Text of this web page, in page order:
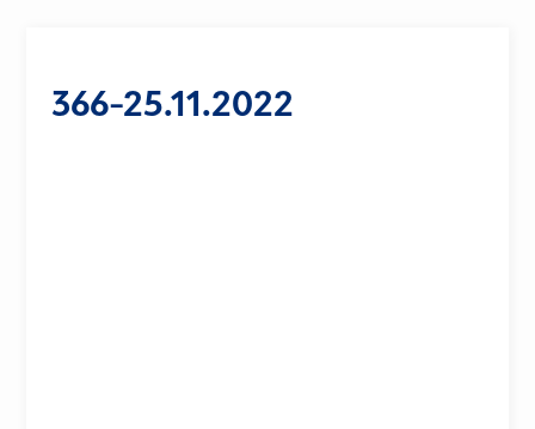
366-25.11.2022